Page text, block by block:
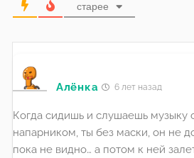
старее
Алёнка 6 лет назад
Когда сидишь и слушаешь музыку
напарником, ты без маски, он не
пока не видно… а потом к ней